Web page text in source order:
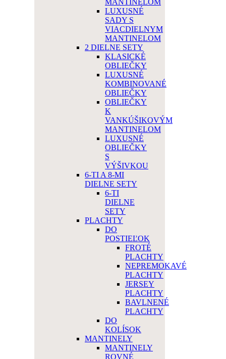
MANTINELOM
LUXUSNÉ
SADY S
VIACDIELNYM
MANTINELOM
2 DIELNE SETY
KLASICKÉ
OBLIEČKY
LUXUSNÉ
KOMBINOVANÉ
OBLIEČKY
OBLIEČKY
K
VANKÚŠIKOVÝM
MANTINELOM
LUXUSNÉ
OBLIEČKY
S
VÝŠIVKOU
6-TI A 8-MI
DIELNE SETY
6-TI
DIELNE
SETY
PLACHTY
DO
POSTIEĽOK
FROTÉ
PLACHTY
NEPREMOKAVÉ
PLACHTY
JERSEY
PLACHTY
BAVLNENÉ
PLACHTY
DO
KOLÍSOK
MANTINELY
MANTINELY
ROVNÉ